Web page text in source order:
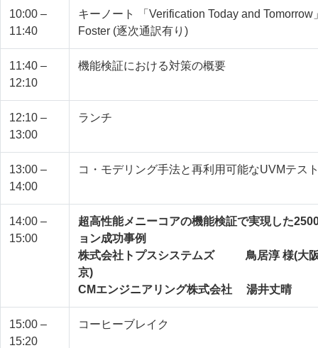
10:00 –
11:40
キーノート 「Verification Today and Tomorrow
Foster (逐次通訳有り)
11:40 –
12:10
機能検証における対策の概要
12:10 –
13:00
ランチ
13:00 –
14:00
コ・モデリング手法と再利用可能なUVMテス
14:00 –
15:00
超高性能メニーコアの機能検証で実現した
ョン成功事例
株式会社トプスシステムズ 鳥居淳 様(大阪
京)
CMエンジニアリング株式会社 湯井丈晴
15:00 –
15:20
コーヒーブレイク